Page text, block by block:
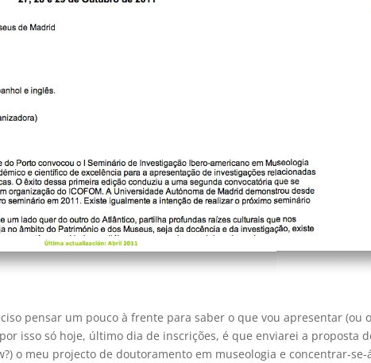
pensar um pouco à frente para saber o que vou apresentar (ou
isso só hoje, último dia de inscrições, é que enviarei a proposta
o meu projecto de doutoramento em museologia e concentrar-se-